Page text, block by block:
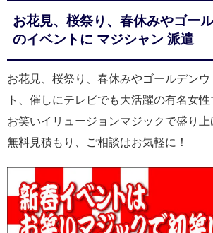
お花見、桜祭り、春休みやゴー
のイベントに マジシャン 派遣
お花見、桜祭り、春休みやゴールデン
ト、催しにテレビでも大活躍の有名女
お笑いイリュージョンマジックで盛り上
無料見積もり、ご相談はお気軽に！